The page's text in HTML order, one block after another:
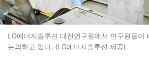
LG에너지솔루션 대전연구원에서 연구원들이
논의하고 있다. (LG에너지솔루션 제공)